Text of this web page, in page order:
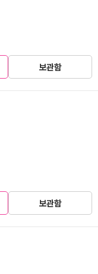
보관함
보관함